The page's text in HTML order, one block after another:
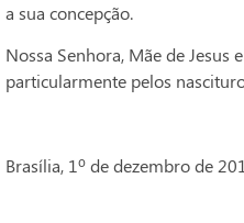
a sua concepção.
Nossa Senhora, Mãe de Jesus
particularmente pelos
Brasília, 1º de dezembro de